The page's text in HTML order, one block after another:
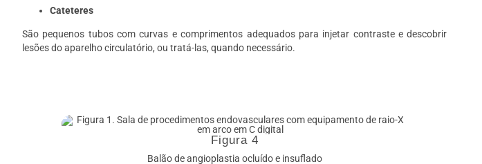
Cateteres
São pequenos tubos com curvas e comprimentos adequados para injetar contraste e descobrir
lesões do aparelho circulatório, ou tratá-las, quando necessário.
Figura 4
Balão de angioplastia ocluído e insuflado